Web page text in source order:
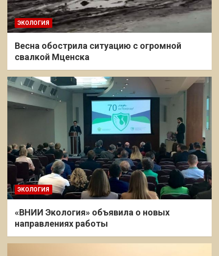
ЭКОЛОГИЯ
Весна обострила ситуацию с огромной
свалкой Мценска
ЭКОЛОГИЯ
«ВНИИ Экология» объявила о новых
направлениях работы